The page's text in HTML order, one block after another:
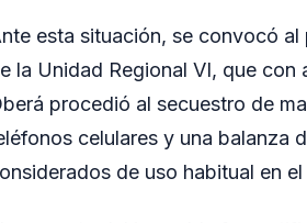
esta situación, se convocó
la Unidad Regional VI, que
procedió al secuestro de
celulares y una balanza
de uso habitual en